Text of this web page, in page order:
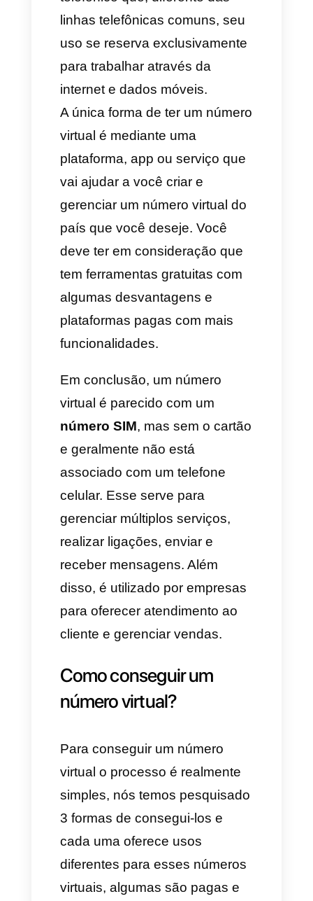
Como você pode ver, os
números virtuais têm múltiplos
usos dependendo do caso,
neste artigo vamos falar para
diferenças com um número
normal ecomo conseguir um
número virtual para o
WhatsApp Business
O que é um número virtual?
Um número virtual é um número
linhas telefônicas
uso se reserva exclusivamente
para trabalhar através da
internet edados móveis
A única forma de ter um número
virtual é mediante uma
plataforma, app ou serviço que
vai ajudar a você criar e
gerenciar um número virtual do
país que você deseje. Você
deve ter em consideração que
tem ferramentas gratuitas com
plataformas pagas com mais
funcionalidades.
Em conclusão, um número
virtual é parecido com um
número SIM, mas sem o cartão